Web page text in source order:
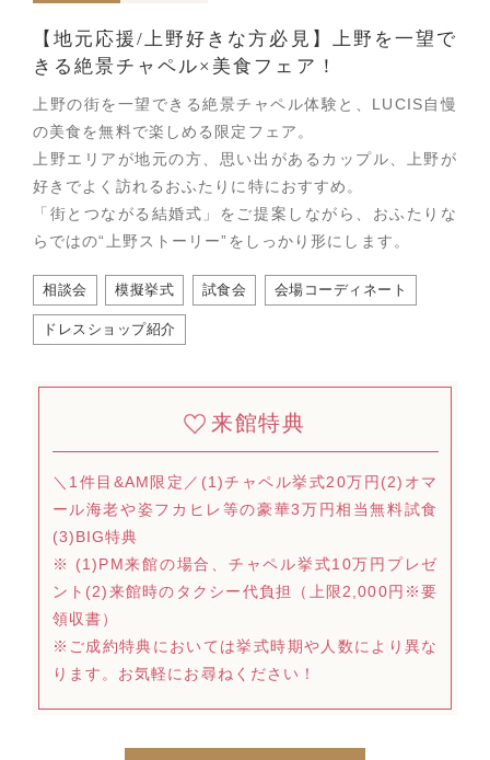
【地元応援/上野好きな方必見】上野を一望で
きる絶景チャペル×美食フェア！
上野の街を一望できる絶景チャペル体験と、LUCIS自慢
の美食を無料で楽しめる限定フェア。
上野エリアが地元の方、思い出があるカップル、上野が
好きでよく訪れるおふたりに特におすすめ。
「街とつながる結婚式」をご提案しながら、おふたりな
らではの“上野ストーリー”をしっかり形にします。
相談会 模擬挙式 試食会 会場コーディネート
ドレスショップ紹介
来館特典
＼1件目&AM限定／(1)チャペル挙式20万円(2)オマ
ール海老や姿フカヒレ等の豪華3万円相当無料試食
(3)BIG特典
※ (1)PM来館の場合、チャペル挙式10万円プレゼ
ント(2)来館時のタクシー代負担（上限2,000円※要
領収書）
※ご成約特典においては挙式時期や人数により異な
ります。お気軽にお尋ねください！